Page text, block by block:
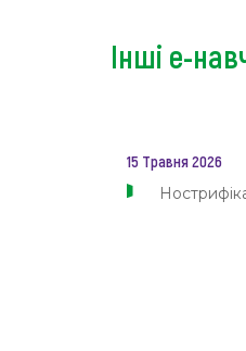
Інші е-
15 Травня 2026